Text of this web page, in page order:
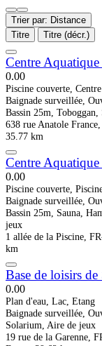
Trier par: Distance
Titre
Titre (décr.)
Centre
0.00
Piscine couverte,
Baignade surveillée,
Bassin 25m,
638 rue Anatole
35.77 km
Centre
0.00
Piscine couverte,
Baignade surveillée,
Bassin 25m, Sauna,
jeux
1 allée de la Piscine,
km
Base de loisirs
0.00
Plan d'eau, Lac, Etang
Baignade surveillée,
Solarium, Aire de jeux
19 rue de la Garenne,